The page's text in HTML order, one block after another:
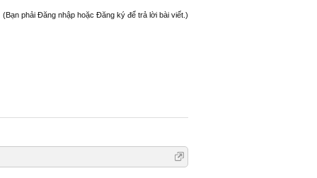
(Bạn phải Đăng nhập hoặc Đăng ký để trả lời bài viết.)